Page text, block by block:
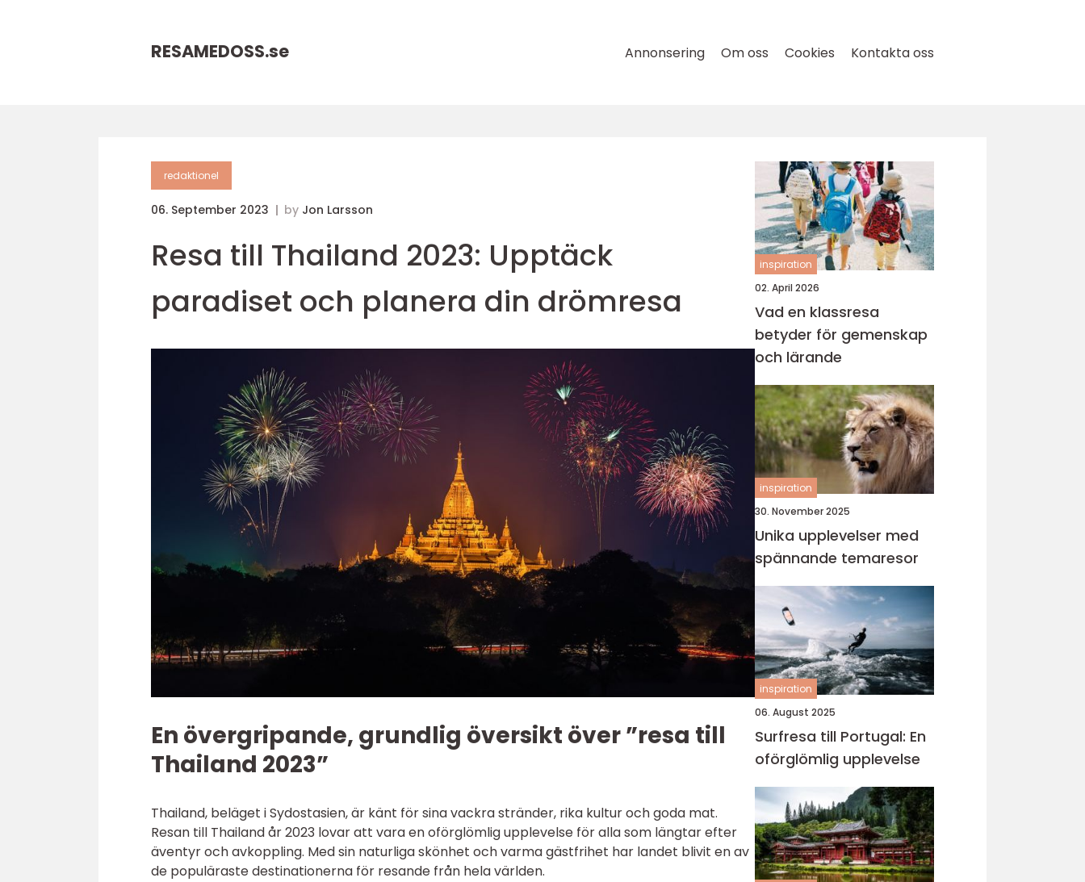
RESAMEDOSS.se Annonsering Om oss Cookies Kontakta oss
redaktionel
06. September 2023 by Jon Larsson
Resa till Thailand 2023: Upptäck
paradiset och planera din drömresa
En övergripande, grundlig översikt över ”resa till
Thailand 2023”
Thailand, beläget i Sydostasien, är känt för sina vackra stränder, rika kultur och goda mat.
Resan till Thailand år 2023 lovar att vara en oförglömlig upplevelse för alla som längtar efter
äventyr och avkoppling. Med sin naturliga skönhet och varma gästfrihet har landet blivit en av
de populäraste destinationerna för resande från hela världen.
inspiration
02. April 2026
Vad en klassresa
betyder för gemenskap
och lärande
inspiration
30. November 2025
Unika upplevelser med
spännande temaresor
inspiration
06. August 2025
Surfresa till Portugal: En
oförglömlig upplevelse